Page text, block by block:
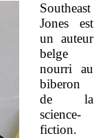
Southeast
Jones est
un auteur
belge
nourri au
biberon
de la
science-
fiction.